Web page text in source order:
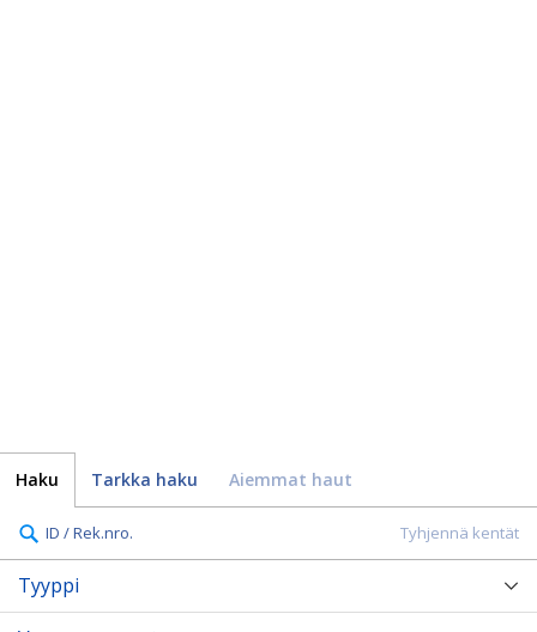
Haku Tarkka haku Aiemmat haut
Tyhjennä kentät
ID / Rek.nro.
Tyyppi